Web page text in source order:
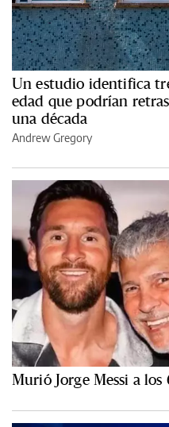
Un estudio identifica
edad que podrían
una década
Andrew Gregory
Murió Jorge Messi a los